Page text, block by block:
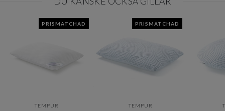
PRISMATCHAD
TEMPUR
PRISMATCHAD
TEMPUR